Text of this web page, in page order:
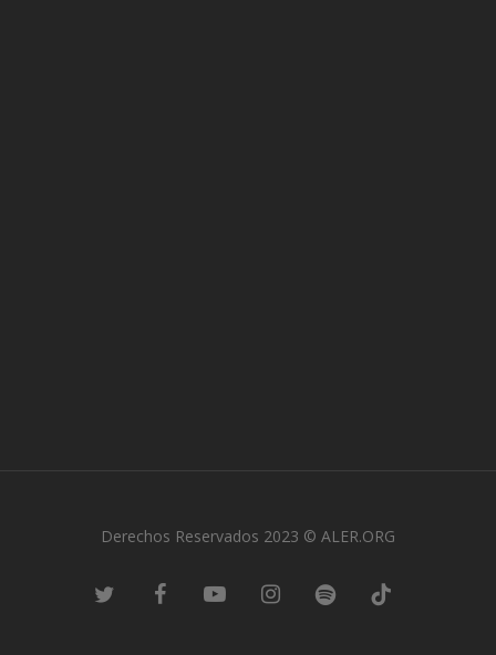
Derechos Reservados 2023 © ALER.ORG